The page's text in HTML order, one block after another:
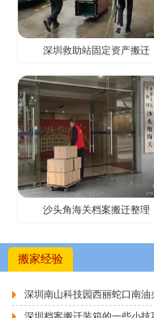
深圳救助站固定资产搬迁
沙头角海关档案搬迁整理
搬家经验
深圳南山科技园西丽蛇口南